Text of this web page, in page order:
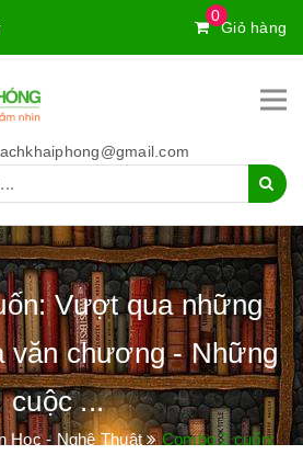
0
Giỏ hàng
Vượt qua những
văn chương - Những
cuộc ...
Học - Nghệ Thuật
Combo 2 cuốn: